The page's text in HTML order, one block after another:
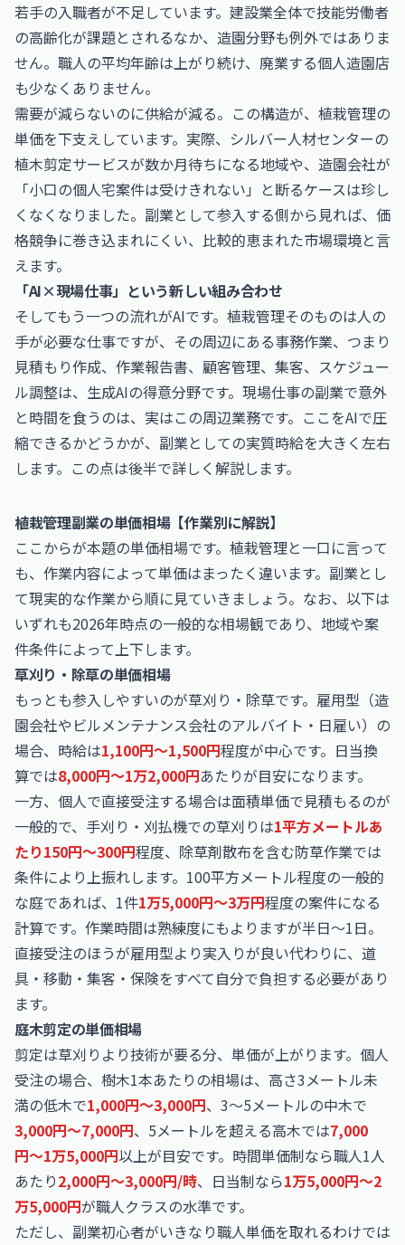
若手の入職者が不足しています。建設業全体で技能労働者
の高齢化が課題とされるなか、造園分野も例外ではありま
せん。職人の平均年齢は上がり続け、廃業する個人造園店
も少なくありません。
需要が減らないのに供給が減る。この構造が、植栽管理の
単価を下支えしています。実際、シルバー人材センターの
植木剪定サービスが数か月待ちになる地域や、造園会社が
「小口の個人宅案件は受けきれない」と断るケースは珍し
くなくなりました。副業として参入する側から見れば、価
格競争に巻き込まれにくい、比較的恵まれた市場環境と言
えます。
「AI×現場仕事」という新しい組み合わせ
そしてもう一つの流れがAIです。植栽管理そのものは人の
手が必要な仕事ですが、その周辺にある事務作業、つまり
見積もり作成、作業報告書、顧客管理、集客、スケジュー
ル調整は、生成AIの得意分野です。現場仕事の副業で意外
と時間を食うのは、実はこの周辺業務です。ここをAIで圧
縮できるかどうかが、副業としての実質時給を大きく左右
します。この点は後半で詳しく解説します。
植栽管理副業の単価相場【作業別に解説】
ここからが本題の単価相場です。植栽管理と一口に言って
も、作業内容によって単価はまったく違います。副業とし
て現実的な作業から順に見ていきましょう。なお、以下は
いずれも2026年時点の一般的な相場観であり、地域や案
件条件によって上下します。
草刈り・除草の単価相場
もっとも参入しやすいのが草刈り・除草です。雇用型（造
園会社やビルメンテナンス会社のアルバイト・日雇い）の
場合、時給は1,100円〜1,500円程度が中心です。日当換
算では8,000円〜1万2,000円あたりが目安になります。
一方、個人で直接受注する場合は面積単価で見積もるのが
一般的で、手刈り・刈払機での草刈りは1平方メートルあ
たり150円〜300円程度、除草剤散布を含む防草作業では
条件により上振れします。100平方メートル程度の一般的
な庭であれば、1件1万5,000円〜3万円程度の案件になる
計算です。作業時間は熟練度にもよりますが半日〜1日。
直接受注のほうが雇用型より実入りが良い代わりに、道
具・移動・集客・保険をすべて自分で負担する必要があり
ます。
庭木剪定の単価相場
剪定は草刈りより技術が要る分、単価が上がります。個人
受注の場合、樹木1本あたりの相場は、高さ3メートル未
満の低木で1,000円〜3,000円、3〜5メートルの中木で
3,000円〜7,000円、5メートルを超える高木では7,000
円〜1万5,000円以上が目安です。時間単価制なら職人1人
あたり2,000円〜3,000円/時、日当制なら1万5,000円〜2
万5,000円が職人クラスの水準です。
ただし、副業初心者がいきなり職人単価を取れるわけでは